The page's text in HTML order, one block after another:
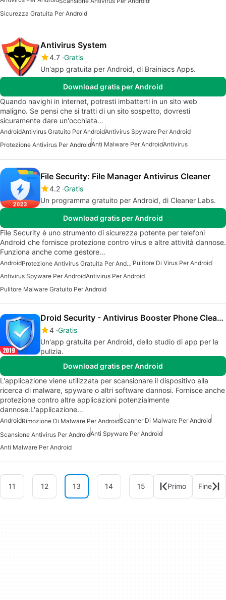
Sicurezza Gratuita Per Android
Antivirus System
4.7 Gratis
Un'app gratuita per Android, di Brainiacs Apps.
Download gratis per Android
Quando navighi in internet, potresti imbatterti in un sito web
maligno. Se pensi che si tratti di un sito sospetto, dovresti
sicuramente dare un'occhiata…
AndroidAntivirus Gratuito Per AndroidAntivirus Spyware Per Android
Protezione Antivirus Per AndroidAnti Malware Per AndroidAntivirus
File Security: File Manager Antivirus Cleaner
4.2 Gratis
Un programma gratuito per Android, di Cleaner Labs.
Download gratis per Android
File Security è uno strumento di sicurezza potente per telefoni
Android che fornisce protezione contro virus e altre attività dannose.
Funziona anche come gestore…
Android Protezione Antivirus Gratuita Per Android Pulitore Di Virus Per Android
Antivirus Spyware Per AndroidAntivirus Per Android
Pulitore Malware Gratuito Per Android
Droid Security - Antivirus Booster Phone Cleaner
4 Gratis
Un'app gratuita per Android, dello studio di app per la
pulizia.
Download gratis per Android
L'applicazione viene utilizzata per scansionare il dispositivo alla
ricerca di malware, spyware o altri software dannosi. Fornisce anche
protezione contro altre applicazioni potenzialmente
dannose.L'applicazione…
AndroidRimozione Di Malware Per AndroidScanner Di Malware Per Android
Scansione Antivirus Per AndroidAnti Spyware Per Android
Anti Malware Per Android
11 12 13 14 15 Primo Fine